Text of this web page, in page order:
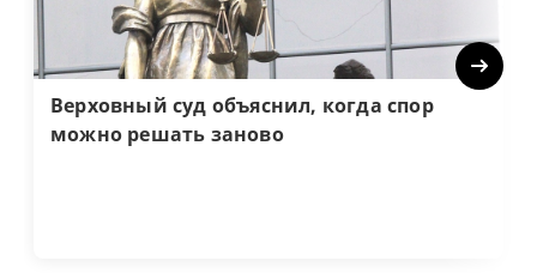
Верховный суд объяснил, когда спор
можно решать заново
Next